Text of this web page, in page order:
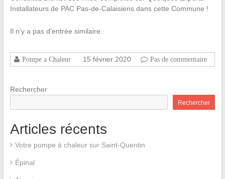
Installateurs de PAC Pas-de-Calaisiens dans cette Commune !
Il n’y a pas d’entrée similaire.
Pompe a Chaleur 15 février 2020 Pas de commentaire
Rechercher
Rechercher
Articles récents
Votre pompe à chaleur sur Saint-Quentin
Épinal